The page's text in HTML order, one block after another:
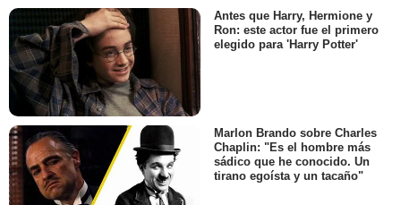
Antes que Harry, Hermione y
Ron: este actor fue el primero
elegido para 'Harry Potter'
Marlon Brando sobre Charles
Chaplin: "Es el hombre más
sádico que he conocido. Un
tirano egoísta y un tacaño"